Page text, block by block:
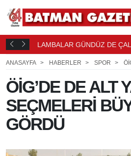
LAMBALAR GÜNDÜZ DE
ANASAYFA HABERLER SPOR
ÖİG’DE DE ALT
SEÇMELERİ
GÖRDÜ